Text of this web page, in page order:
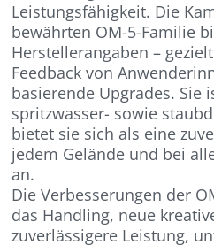
Leistungsfähigkeit. Die
bewährten OM-5-Familie
Herstellerangaben –
Feedback von
basierende Upgrades. Sie
spritzwasser- sowie
bietet sie sich als eine
jedem Gelände und bei
an.
Die Verbesserungen der
das Handling, neue
zuverlässigere Leistung,